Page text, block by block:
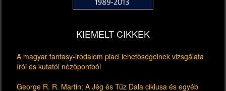
KIEMELT CIKKEK
A magyar fantasy-irodalom piaci lehetőségeinek vizsgálata
írói és kutatói nézőpontból
George R. R. Martin: A Jég és Tűz Dala ciklusa és egyéb